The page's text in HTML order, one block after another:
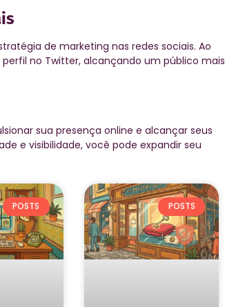
de marketing nas redes sociais. Ao
no Twitter, alcançando um público mais
sua presença online e alcançar seus
e visibilidade, você pode expandir seu
POSTS POSTS